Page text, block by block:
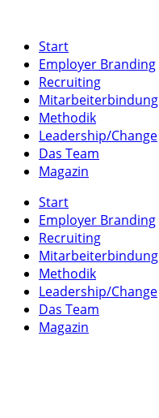
Start
Employer Branding
Recruiting
Mitarbeiterbindung
Methodik
Leadership/Change
Das Team
Magazin
Start
Employer Branding
Recruiting
Mitarbeiterbindung
Methodik
Leadership/Change
Das Team
Magazin